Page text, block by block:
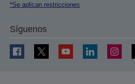
*Se aplican restricciones
Síguenos